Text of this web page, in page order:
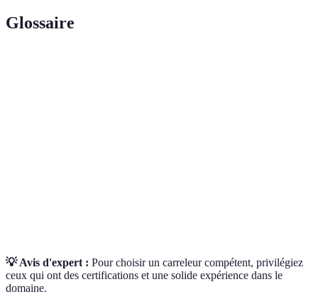
Glossaire
💡 Avis d'expert : Pour choisir un carreleur compétent, privilégiez
ceux qui ont des certifications et une solide expérience dans le
domaine.